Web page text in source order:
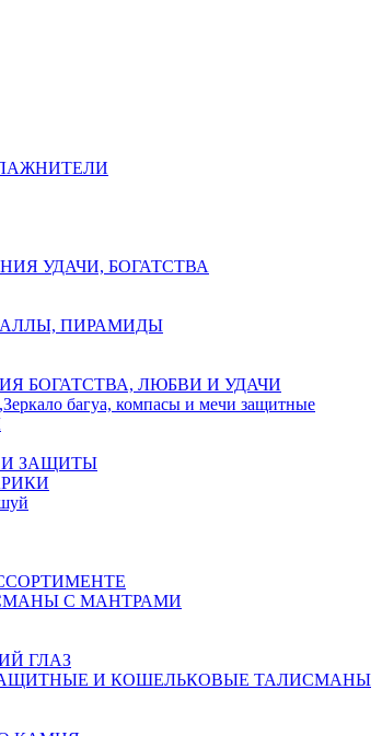
УДАЧИ, БОГАТСТВА
ПИРАМИДЫ
БОГАТСТВА, ЛЮБВИ И УДАЧИ
багуа, компасы и мечи защитные
И ЗАЩИТЫ
С МАНТРАМИ
ГЛАЗ
И КОШЕЛЬКОВЫЕ ТАЛИСМАНЫ